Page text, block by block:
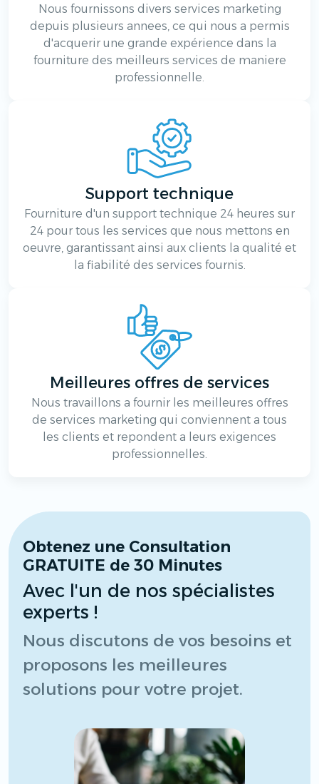
Nous fournissons divers services marketing
depuis plusieurs annees, ce qui nous a permis
d'acquerir une grande expérience dans la
fourniture des meilleurs services de maniere
professionnelle.
Support technique
Fourniture d'un support technique 24 heures sur
24 pour tous les services que nous mettons en
oeuvre, garantissant ainsi aux clients la qualité et
la fiabilité des services fournis.
Meilleures offres de services
Nous travaillons a fournir les meilleures offres
de services marketing qui conviennent a tous
les clients et repondent a leurs exigences
professionnelles.
Obtenez une Consultation
GRATUITE de 30 Minutes
Avec l'un de nos spécialistes
experts !
Nous discutons de vos besoins et
proposons les meilleures
solutions pour votre projet.